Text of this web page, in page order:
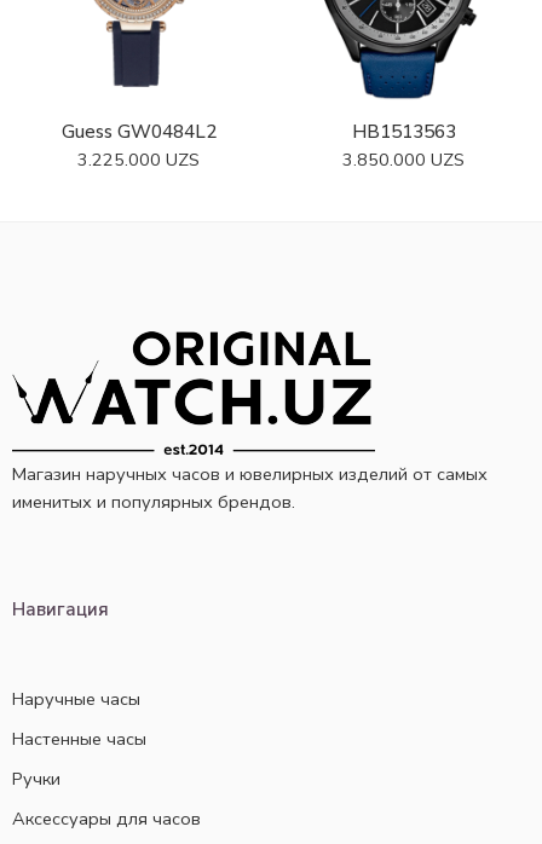
Guess GW0484L2
3.225.000 UZS
HB1513563
3.850.000 UZS
Магазин наручных часов и ювелирных изделий от самых
именитых и популярных брендов.
Навигация
Наручные часы
Настенные часы
Ручки
Аксессуары для часов